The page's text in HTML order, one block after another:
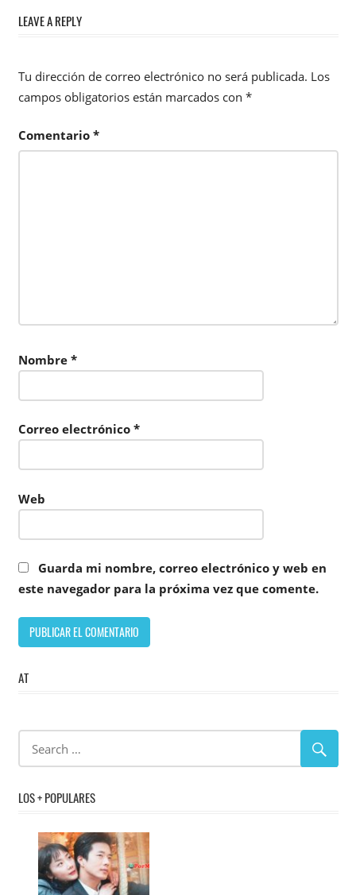
LEAVE A REPLY
Tu dirección de correo electrónico no será publicada. Los
campos obligatorios están marcados con *
Comentario *
Nombre *
Correo electrónico *
Web
Guarda mi nombre, correo electrónico y web en
este navegador para la próxima vez que comente.
AT
LOS + POPULARES